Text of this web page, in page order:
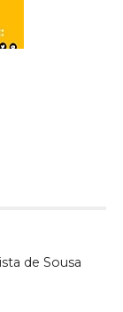
de Sousa